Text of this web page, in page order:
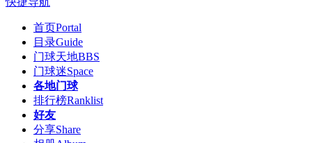
首页Portal
目录Guide
门球天地BBS
门球迷Space
各地门球
排行榜Ranklist
好友
分享Share